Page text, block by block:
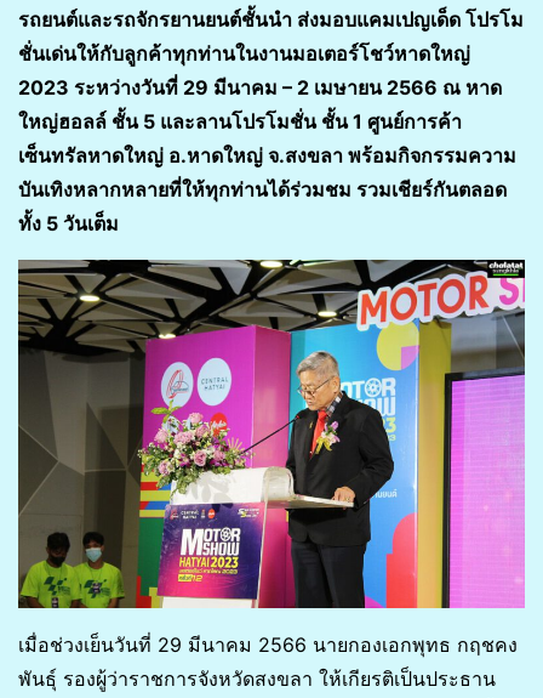
รถยนต์และรถจักรยานยนต์ชั้นนำ ส่งมอบแคมเปญเด็ด โปรโม
ชั่นเด่นให้กับลูกค้าทุกท่านในงานมอเตอร์โชว์หาดใหญ่
2023 ระหว่างวันที่ 29 มีนาคม – 2 เมษายน 2566 ณ หาด
ใหญ่ฮอลล์ ชั้น 5 และลานโปรโมชั่น ชั้น 1 ศูนย์การค้า
เซ็นทรัลหาดใหญ่ อ.หาดใหญ่ จ.สงขลา พร้อมกิจกรรมความ
บันเทิงหลากหลายที่ให้ทุกท่านได้ร่วมชม รวมเชียร์กันตลอด
ทั้ง 5 วันเต็ม
เมื่อช่วงเย็นวันที่ 29 มีนาคม 2566 นายกองเอกพุทธ กฤชคง
พันธุ์ รองผู้ว่าราชการจังหวัดสงขลา ให้เกียรติเป็นประธาน